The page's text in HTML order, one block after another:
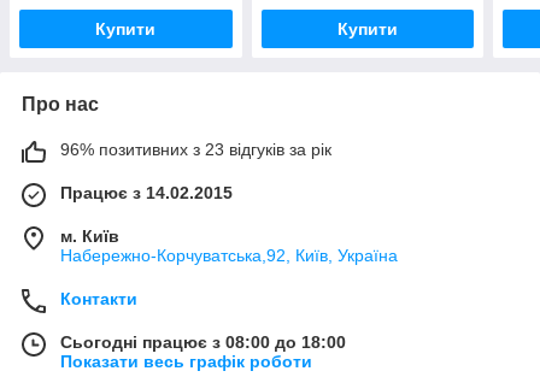
Купити Купити
Про нас
96% позитивних з 23 відгуків за рік
Працює з 14.02.2015
м. Київ
Набережно-Корчуватська,92, Київ, Україна
Контакти
Сьогодні працює з 08:00 до 18:00
Показати весь графік роботи